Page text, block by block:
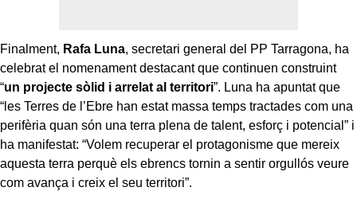
Finalment, Rafa Luna, secretari general del PP Tarragona, ha
celebrat el nomenament destacant que continuen construint
“un projecte sòlid i arrelat al territori”. Luna ha apuntat que
“les Terres de l’Ebre han estat massa temps tractades com una
perifèria quan són una terra plena de talent, esforç i potencial” i
ha manifestat: “Volem recuperar el protagonisme que mereix
aquesta terra perquè els ebrencs tornin a sentir orgullós veure
com avança i creix el seu territori”.